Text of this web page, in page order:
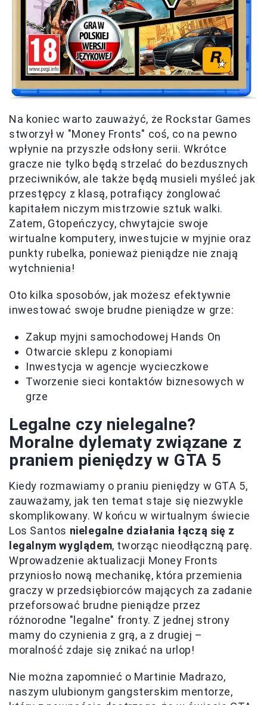
Na koniec warto zauważyć, że Rockstar Games
stworzył w "Money Fronts" coś, co na pewno
wpłynie na przyszłe odsłony serii. Wkrótce
gracze nie tylko będą strzelać do bezdusznych
przeciwników, ale także będą musieli myśleć jak
przestępcy z klasą, potrafiący żonglować
kapitałem niczym mistrzowie sztuk walki.
Zatem, Gtopeńczycy, chwytajcie swoje
wirtualne komputery, inwestujcie w myjnie oraz
punkty rubelka, ponieważ pieniądze nie znają
wytchnienia!
Oto kilka sposobów, jak możesz efektywnie
inwestować swoje brudne pieniądze w grze:
Zakup myjni samochodowej Hands On
Otwarcie sklepu z konopiami
Inwestycja w agencje wycieczkowe
Tworzenie sieci kontaktów biznesowych w
grze
Legalne czy nielegalne?
Moralne dylematy związane z
praniem pieniędzy w GTA 5
Kiedy rozmawiamy o praniu pieniędzy w GTA 5,
zauważamy, jak ten temat staje się niezwykle
skomplikowany. W końcu w wirtualnym świecie
Los Santos nielegalne działania łączą się z
legalnym wyglądem, tworząc nieodłączną parę.
Wprowadzenie aktualizacji Money Fronts
przyniosło nową mechanikę, która przemienia
graczy w przedsiębiorców mających za zadanie
przeforsować brudne pieniądze przez
różnorodne "legalne" fronty. Z jednej strony
mamy do czynienia z grą, a z drugiej –
moralność zdaje się znikać na urlop!
Nie można zapomnieć o Martinie Madrazo,
naszym ulubionym gangsterskim mentorze,